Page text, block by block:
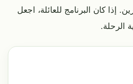
كان البرنامج للعائلة، اجعل
الرحلة.